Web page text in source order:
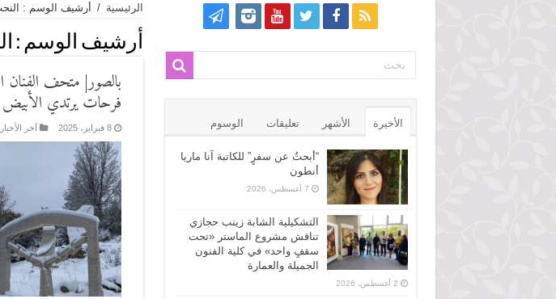
الرئيسية / أرشيف الوسم :
أرشيف الوسم :
بالصور| متحف
فرحات يرتدي
8 فبراير، 2025 آخر الأخبار الأخيرة الأشهر تعليقات الوسوم
“أبحثُ عن سفرٍ” للكاتبة آنا ماريا
أنطون
7 أغسطس، 2026
التشكيلية الشابة زينب حجازي
تناقش مشروع الماستر «تحت
سقفٍ واحد» في كلية الفنون
الجميلة والعمارة
2 أغسطس، 2026